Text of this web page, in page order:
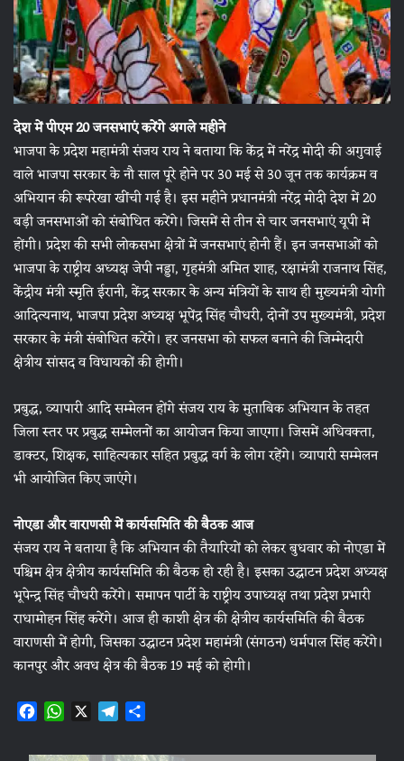
देश में पीएम 20 जनसभाएं करेंगे अगले महीने
भाजपा के प्रदेश महामंत्री संजय राय ने बताया कि केंद्र में नरेंद्र मोदी की अगुवाई
वाले भाजपा सरकार के नौ साल पूरे होने पर 30 मई से 30 जून तक कार्यक्रम व
अभियान की रूपरेखा खींची गई है। इस महीने प्रधानमंत्री नरेंद्र मोदी देश में 20
बड़ी जनसभाओं को संबोधित करेंगे। जिसमें से तीन से चार जनसभाएं यूपी में
होंगी। प्रदेश की सभी लोकसभा क्षेत्रों में जनसभाएं होनी हैं। इन जनसभाओं को
भाजपा के राष्ट्रीय अध्यक्ष जेपी नड्डा, गृहमंत्री अमित शाह, रक्षामंत्री राजनाथ सिंह,
केंद्रीय मंत्री स्मृति ईरानी, केंद्र सरकार के अन्य मंत्रियों के साथ ही मुख्यमंत्री योगी
आदित्यनाथ, भाजपा प्रदेश अध्यक्ष भूपेंद्र सिंह चौधरी, दोनों उप मुख्यमंत्री, प्रदेश
सरकार के मंत्री संबोधित करेंगे। हर जनसभा को सफल बनाने की जिम्मेदारी
क्षेत्रीय सांसद व विधायकों की होगी।
प्रबुद्ध, व्यापारी आदि सम्मेलन होंगे संजय राय के मुताबिक अभियान के तहत
जिला स्तर पर प्रबुद्ध सम्मेलनों का आयोजन किया जाएगा। जिसमें अधिवक्ता,
डाक्टर, शिक्षक, साहित्यकार सहित प्रबुद्ध वर्ग के लोग रहेंगे। व्यापारी सम्मेलन
भी आयोजित किए जाएंगे।
नोएडा और वाराणसी में कार्यसमिति की बैठक आज
संजय राय ने बताया है कि अभियान की तैयारियों को लेकर बुधवार को नोएडा में
पश्चिम क्षेत्र क्षेत्रीय कार्यसमिति की बैठक हो रही है। इसका उद्घाटन प्रदेश अध्यक्ष
भूपेन्द्र सिंह चौधरी करेंगे। समापन पार्टी के राष्ट्रीय उपाध्यक्ष तथा प्रदेश प्रभारी
राधामोहन सिंह करेंगे। आज ही काशी क्षेत्र की क्षेत्रीय कार्यसमिति की बैठक
वाराणसी में होगी, जिसका उद्घाटन प्रदेश महामंत्री (संगठन) धर्मपाल सिंह करेंगे।
कानपुर और अवध क्षेत्र की बैठक 19 मई को होगी।
F
c
W
a
X T
l a